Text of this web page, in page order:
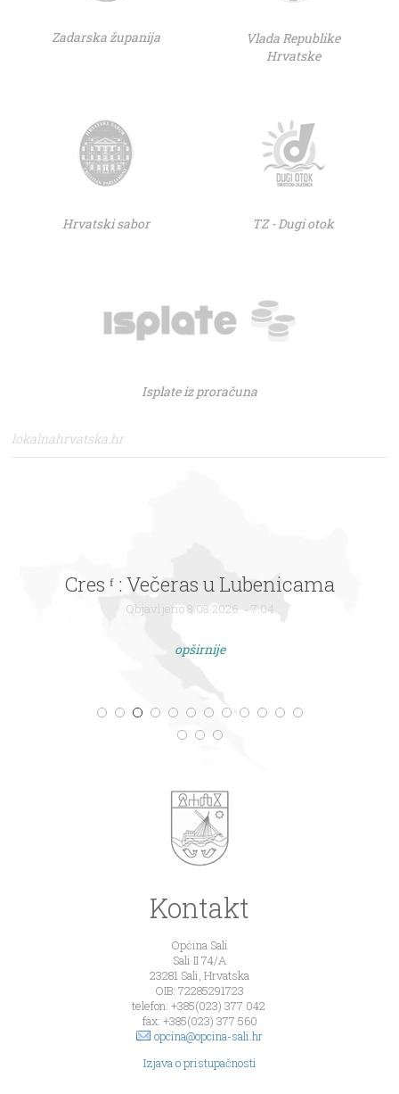
Zadarska županija
Vlada Republike
Hrvatske
Hrvatski sabor TZ - Dugi otok
Isplate iz proračuna
lokalnahrvatska.hr
Cres ᶠ : Večeras u Lubenicama
Objavljeno 8.08.2026. - 7:04
opširnije
Kontakt
Općina Sali
Sali II 74/A
23281 Sali, Hrvatska
OIB: 72285291723
telefon: +385(023) 377 042
fax: +385(023) 377 560
opcina@opcina-sali.hr
Izjava o pristupačnosti